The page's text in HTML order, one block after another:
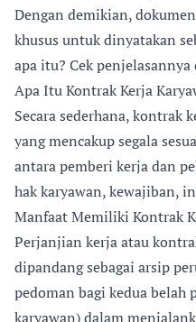
Dengan demikian,
khusus untuk dinyatakan
apa itu? Cek
Apa Itu Kontrak Kerja
Secara sederhana, kontrak
yang mencakup segala
antara pemberi kerja dan
hak karyawan, kewajiban,
Manfaat Memiliki Kontrak
Perjanjian kerja atau
dipandang sebagai arsip
pedoman bagi kedua belah
karyawan) dalam